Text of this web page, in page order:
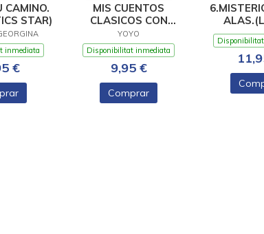
CAMINO.
STAR)
inmediata
€
MIS CUENTOS
CLASICOS CON
TEXTURAS. LOS
TRES CERDIT
YOYO
Disponibilitat inmediata
9,95 €
Comprar